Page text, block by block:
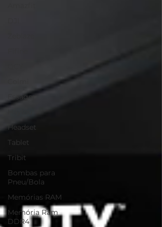
Essager
Headset
Tablet
Tribit
Bombas para
Pneu/Bola
Memórias RAM
Memória Ram
DDR4